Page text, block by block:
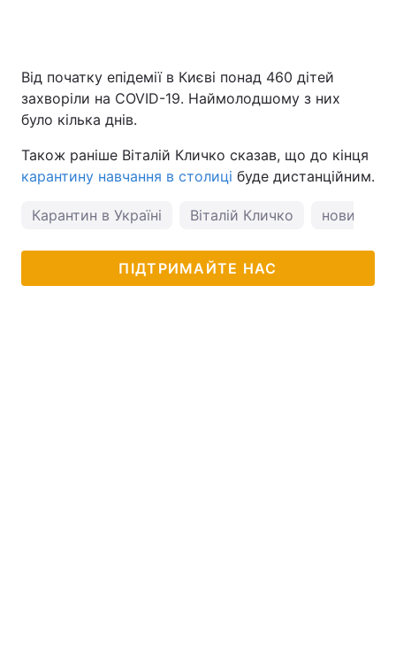
Від початку епідемії в Києві понад 460 дітей
захворіли на COVID-19. Наймолодшому з них
було кілька днів.
Також раніше Віталій Кличко сказав, що до кінця
карантину навчання в столиці буде дистанційним.
Карантин в Україні Віталій Кличко новини
ПІДТРИМАЙТЕ НАС